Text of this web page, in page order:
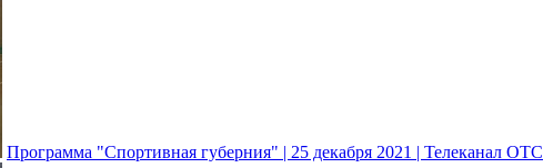
Программа "Спортивная губерния" | 25 декабря 2021 | Телеканал ОТС